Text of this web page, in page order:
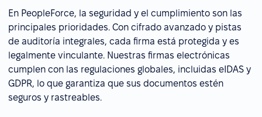
En PeopleForce, la seguridad y el cumplimiento son las
principales prioridades. Con cifrado avanzado y pistas
de auditoría integrales, cada firma está protegida y es
legalmente vinculante. Nuestras firmas electrónicas
cumplen con las regulaciones globales, incluidas eIDAS y
GDPR, lo que garantiza que sus documentos estén
seguros y rastreables.